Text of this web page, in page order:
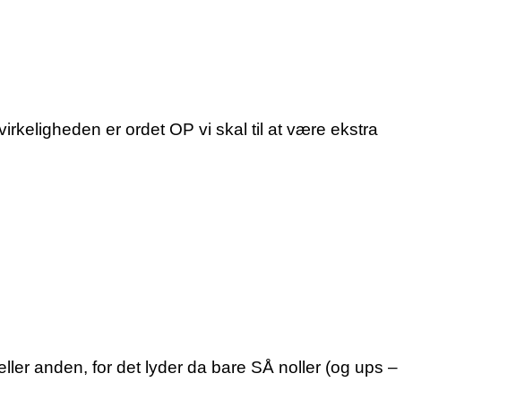
er ordet OP vi skal til at være ekstra
anden, for det lyder da bare SÅ noller (og ups –